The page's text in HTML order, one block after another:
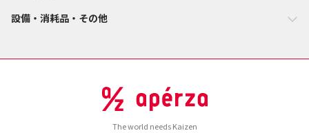
設備・消耗品・その他
The world needs Kaizen